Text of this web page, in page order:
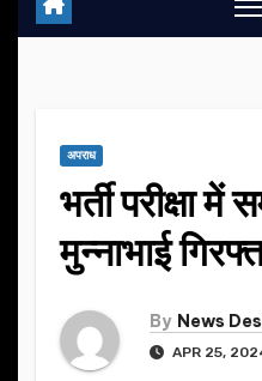
अपराध
भर्ती परीक्षा
मुन्नाभाई
By News
APR 25,